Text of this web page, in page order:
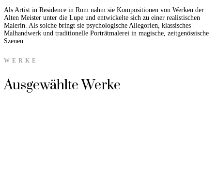
Als Artist in Residence in Rom nahm sie Kompositionen von Werken der
Alten Meister unter die Lupe und entwickelte sich zu einer realistischen
Malerin. Als solche bringt sie psychologische Allegorien, klassisches
Malhandwerk und traditionelle Porträtmalerei in magische, zeitgenössische
Szenen.
WERKE
Ausgewählte Werke